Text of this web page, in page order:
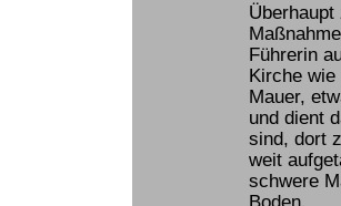
Führerin
Kirche
Mauer,
und dient
sind, dort
weit
schwere